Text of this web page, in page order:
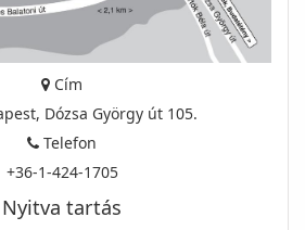
Cím
Dózsa György út 105.
Telefon
+36-1-424-1705
Nyitva tartás